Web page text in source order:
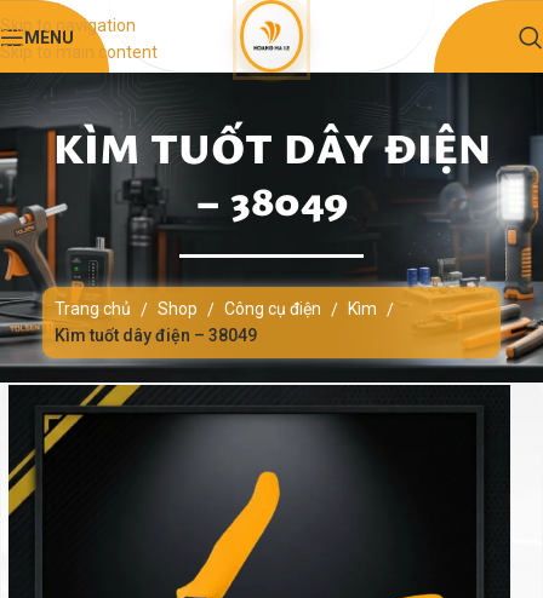
Skip to navigation
Skip to main content
MENU
KÌM TUỐT DÂY ĐIỆN
– 38049
Trang chủ / Shop / Công cụ điện / Kìm /
Kìm tuốt dây điện – 38049